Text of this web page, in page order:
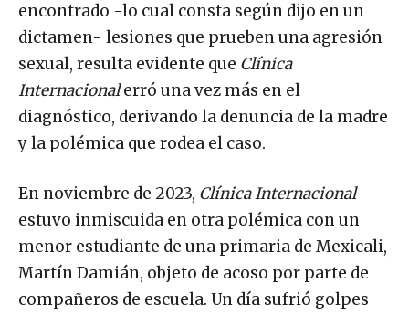
encontrado -lo cual consta según dijo en un
dictamen- lesiones que prueben una agresión
sexual, resulta evidente que Clínica
Internacionalerró una vez más en el
diagnóstico, derivando la denuncia de la madre
y la polémica que rodea el caso.
En noviembre de 2023, Clínica Internacional
estuvo inmiscuida en otra polémica con un
menor estudiante de una primaria de Mexicali,
Martín Damián, objeto de acoso por parte de
compañeros de escuela. Un día sufrió golpes